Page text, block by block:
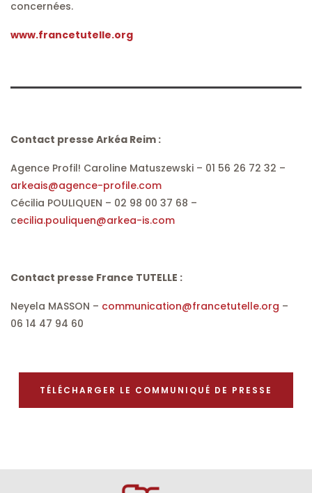
concernées.
www.francetutelle.org
Contact presse Arkéa Reim :
Agence Profil! Caroline Matuszewski – 01 56 26 72 32 –
arkeais@agence-profile.com
Cécilia POULIQUEN – 02 98 00 37 68 –
cecilia.pouliquen@arkea-is.com
Contact presse France TUTELLE :
Neyela MASSON – communication@francetutelle.org –
06 14 47 94 60
TÉLÉCHARGER LE COMMUNIQUÉ DE PRESSE